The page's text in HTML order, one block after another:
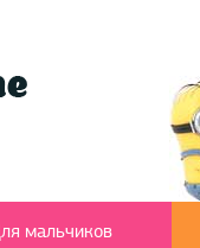
мальчиков